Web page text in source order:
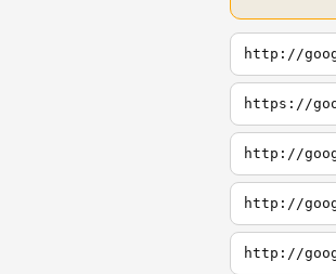
http://
https://
http://
http://
http://